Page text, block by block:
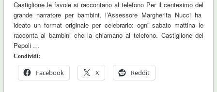
Castiglione le favole si raccontano al telefono Per il centesimo del
grande narratore per bambini, l’Assessore Margherita Nucci ha
ideato un format originale per celebrarlo: ogni sabato mattina le
racconta ai bambini che la chiamano al telefono. Castiglione dei
Pepoli …
Condividi:
Facebook X Reddit